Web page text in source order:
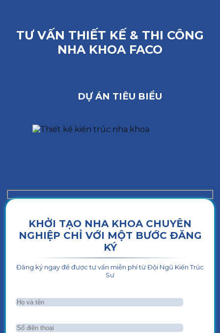
TƯ VẤN THIẾT KẾ & THI CÔNG
NHA KHOA FACO
DỰ ÁN TIÊU BIỂU
KHỞI TẠO NHA KHOA CHUYÊN
NGHIỆP CHỈ VỚI MỘT BƯỚC ĐĂNG
KÝ
Đăng ký ngay để được tư vấn miễn phí từ Đội Ngũ Kiến Trúc
Sư